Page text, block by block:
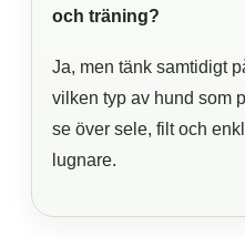
och träning?
Ja, men tänk samtidigt
vilken typ av hund som
se över sele, filt och
lugnare.